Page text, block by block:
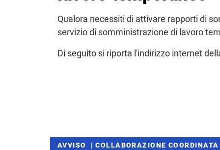
Qualora necessiti di attivare rapporti di
servizio di somministrazione di lavoro
Di seguito si riporta l'indirizzo internet
AVVISO | COLLABORAZIONE